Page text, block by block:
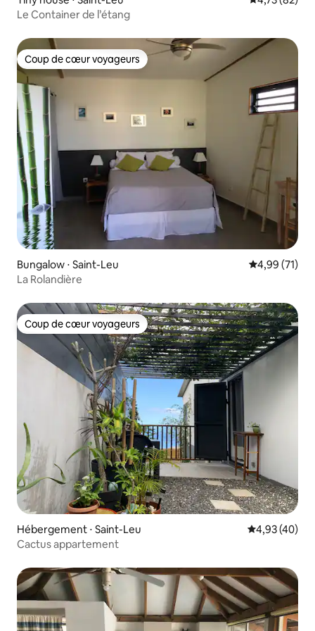
Le Container de l’étang
Coup de cœur voyageurs
Coup de cœur voyageurs
Bungalow ⋅ Saint-Leu Évaluation
4,99 (71)
La Rolandière
Coup de cœur voyageurs
Coup de cœur voyageurs
Hébergement ⋅ Saint-Leu Évaluation
4,93 (40)
Cactus appartement